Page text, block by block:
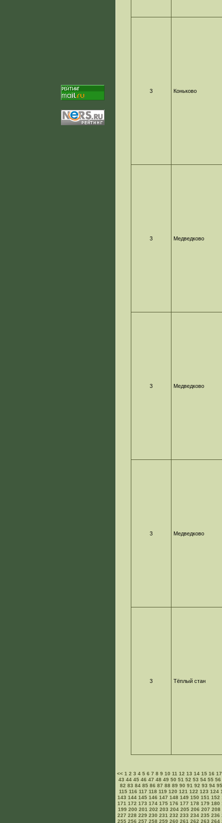
3 Коньково
3 Медведково
3 Медведково
3 Медведково
3 Тёплый стан
<<1 2 3 4 5 6 7 8 9 10 11 12 13 14 15 16 17
43 44 45 46 47 48 49 50 51 52 53 54 55 56
82 83 84 85 86 87 88 89 90 91 92 93 94 95
115 116 117 118 119 120 121 122 123 124
143 144 145 146 147 148 149 150 151 152
171 172 173 174 175 176 177 178 179 180
199 200 201 202 203 204 205 206 207 208
227 228 229 230 231 232 233 234 235 236
255 256 257 258 259 260 261 262 263 264